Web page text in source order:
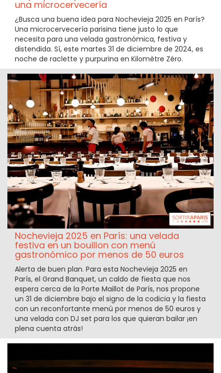
una microcervecería
¿Busca una buena idea para Nochevieja 2025 en París?
Una microcervecería parisina tiene justo lo que
necesita para una velada gastronómica, festiva y
distendida. Sí, este martes 31 de diciembre de 2024, es
noche de raclette y purpurina en Kilomètre Zéro.
Nochevieja 2025 en París: una velada
festiva en un bouillon con menú
gastronómico por menos de 50 euros
Alerta de buen plan. Para esta Nochevieja 2025 en
París, el Grand Banquet, un caldo de fiesta que nos
espera cerca de la Porte Maillot de París, nos propone
un 31 de diciembre bajo el signo de la codicia y la fiesta
con un reconfortante menú por menos de 50 euros y
una velada con DJ set para los que quieran bailar ¡en
plena cuenta atrás!